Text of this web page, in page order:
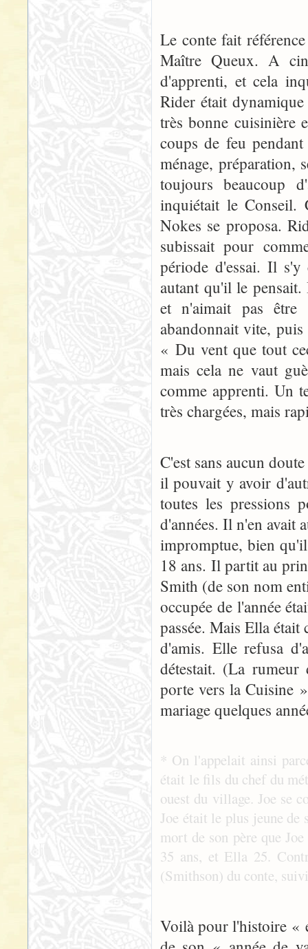
Le conte fait
Maître Queux. A
d'apprenti, et cela
Rider était
très bonne cuisinière
coups de feu
ménage, préparation,
toujours beaucoup
inquiétait le Conseil.
Nokes se proposa.
subissait pour
période d'essai. Il
autant qu'il le
et n'aimait pas
abandonnait vite,
« Du vent que tout
mais cela ne vaut
comme apprenti. Un
très chargées, mais
C'est sans aucun
il pouvait y avoir
toutes les pressions
d'années. Il n'en avait
impromptue, bien
18 ans. Il partit au
Smith (de son nom
occupée de l'année
passée. Mais Ella était
d'amis. Elle refusa
détestait. (La
porte vers la Cuisine
mariage quelques
* On l'appelait ainsi
était le fils du chef du
ouest du village. Joe se
Joe était le plus jeune de
mort de son père que
35 ans, et Ella 25.
(Smithson) du conte,
Voilà pour l'histoire «